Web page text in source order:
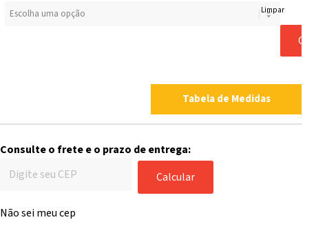
Limpar
Tabela de Medidas
Consulte o frete e o prazo de entrega:
Calcular
Não sei meu cep